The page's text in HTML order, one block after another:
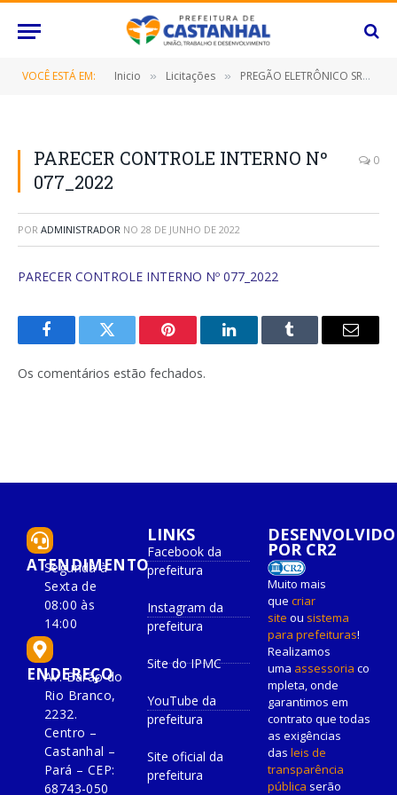
VOCÊ ESTÁ EM: Inicio » Licitações » PREGÃO ELETRÔNICO SRP Nº 020/2022 (CONTRATAÇÃO DE EMPRESA ESPECIALIZADA PARA FORNECIMENTO DE RECARGA DE ÁGUA MINERAL DE 20 LITROS)
PARECER CONTROLE INTERNO Nº
077_2022
0
POR ADMINISTRADOR NO 28 DE JUNHO DE 2022
PARECER CONTROLE INTERNO Nº 077_2022
FacebookTwitter Pinterest O
Tumblr
E-
Os comentários estão fechados.
ATENDIMENTO
Segunda à
Sexta de
08:00 às
14:00
ENDEREÇO
Av. Barão do
Rio Branco,
2232.
Centro –
Castanhal –
Pará – CEP:
68743-050
LINKS
Facebook da
prefeitura
Instagram da
prefeitura
Site do IPMC
YouTube da
prefeitura
Site oficial da
prefeitura
DESENVOLVIDO
POR CR2
Muito mais
que criar
site ou sistema
para prefeituras!
Realizamos
uma assessoria co
mpleta, onde
garantimos em
contrato que todas
as exigências
das leis de
transparência
pública serão